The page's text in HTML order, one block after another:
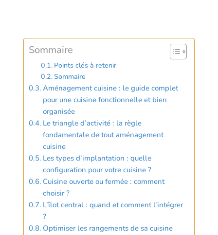
Sommaire
Points clés à retenir
Sommaire
Aménagement cuisine : le guide complet
pour une cuisine fonctionnelle et bien
organisée
Le triangle d’activité : la règle
fondamentale de tout aménagement
cuisine
Les types d’implantation : quelle
configuration pour votre cuisine ?
Cuisine ouverte ou fermée : comment
choisir ?
L’îlot central : quand et comment l’intégrer
?
Optimiser les rangements de sa cuisine